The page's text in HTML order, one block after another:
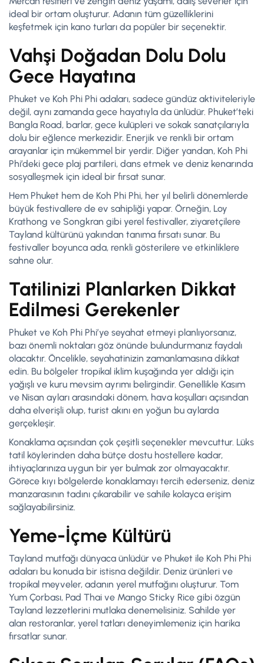
ideal bir ortam oluşturur. Adanın tüm güzelliklerini
keşfetmek için kano turları da popüler bir seçenektir.
Vahşi Doğadan Dolu Dolu
Gece Hayatına
Phuket ve Koh Phi Phi adaları, sadece gündüz aktiviteleriyle
değil, aynı zamanda gece hayatıyla da ünlüdür. Phuket’teki
Bangla Road, barlar, gece kulüpleri ve sokak sanatçılarıyla
dolu bir eğlence merkezidir. Enerjik ve renkli bir ortam
arayanlar için mükemmel bir yerdir. Diğer yandan, Koh Phi
Phi’deki gece plaj partileri, dans etmek ve deniz kenarında
sosyalleşmek için ideal bir fırsat sunar.
Hem Phuket hem de Koh Phi Phi, her yıl belirli dönemlerde
büyük festivallere de ev sahipliği yapar. Örneğin, Loy
Krathong ve Songkran gibi yerel festivaller, ziyaretçilere
Tayland kültürünü yakından tanıma fırsatı sunar. Bu
festivaller boyunca ada, renkli gösterilere ve etkinliklere
sahne olur.
Tatilinizi Planlarken Dikkat
Edilmesi Gerekenler
Phuket ve Koh Phi Phi’ye seyahat etmeyi planlıyorsanız,
bazı önemli noktaları göz önünde bulundurmanız faydalı
olacaktır. Öncelikle, seyahatinizin zamanlamasına dikkat
edin. Bu bölgeler tropikal iklim kuşağında yer aldığı için
yağışlı ve kuru mevsim ayrımı belirgindir. Genellikle Kasım
ve Nisan ayları arasındaki dönem, hava koşulları açısından
daha elverişli olup, turist akını en yoğun bu aylarda
gerçekleşir.
Konaklama açısından çok çeşitli seçenekler mevcuttur. Lüks
tatil köylerinden daha bütçe dostu hostellere kadar,
ihtiyaçlarınıza uygun bir yer bulmak zor olmayacaktır.
Görece kıyı bölgelerde konaklamayı tercih ederseniz, deniz
manzarasının tadını çıkarabilir ve sahile kolayca erişim
sağlayabilirsiniz.
Yeme-İçme Kültürü
Tayland mutfağı dünyaca ünlüdür ve Phuket ile Koh Phi Phi
adaları bu konuda bir istisna değildir. Deniz ürünleri ve
tropikal meyveler, adanın yerel mutfağını oluşturur. Tom
Yum Çorbası, Pad Thai ve Mango Sticky Rice gibi özgün
Tayland lezzetlerini mutlaka denemelisiniz. Sahilde yer
alan restoranlar, yerel tatları deneyimlemeniz için harika
fırsatlar sunar.